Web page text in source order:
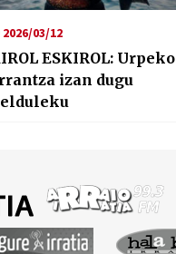
2026/03/12
ESKIROL: Urpeko
izan dugu